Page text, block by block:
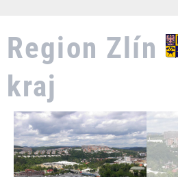
Region Zlín
kraj